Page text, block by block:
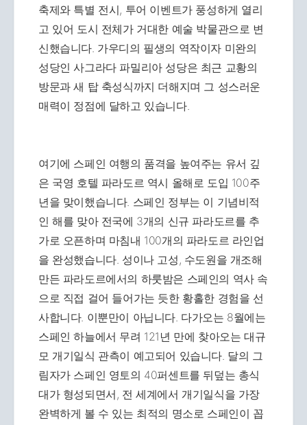
축제와 특별 전시, 투어 이벤트가 풍성하게 열리
고 있어 도시 전체가 거대한 예술 박물관으로 변
신했습니다. 가우디의 필생의 역작이자 미완의
성당인 사그라다 파밀리아 성당은 최근 교황의
방문과 새 탑 축성식까지 더해지며 그 성스러운
매력이 정점에 달하고 있습니다.
여기에 스페인 여행의 품격을 높여주는 유서 깊
은 국영 호텔 파라도르 역시 올해로 도입 100주
년을 맞이했습니다. 스페인 정부는 이 기념비적
인 해를 맞아 전국에 3개의 신규 파라도르를 추
가로 오픈하며 마침내 100개의 파라도르 라인업
을 완성했습니다. 성이나 고성, 수도원을 개조해
만든 파라도르에서의 하룻밤은 스페인의 역사 속
으로 직접 걸어 들어가는 듯한 황홀한 경험을 선
사합니다. 이뿐만이 아닙니다. 다가오는 8월에는
스페인 하늘에서 무려 121년 만에 찾아오는 대규
모 개기일식 관측이 예고되어 있습니다. 달의 그
림자가 스페인 영토의 40퍼센트를 뒤덮는 총식
대가 형성되면서, 전 세계에서 개기일식을 가장
완벽하게 볼 수 있는 최적의 명소로 스페인이 꼽